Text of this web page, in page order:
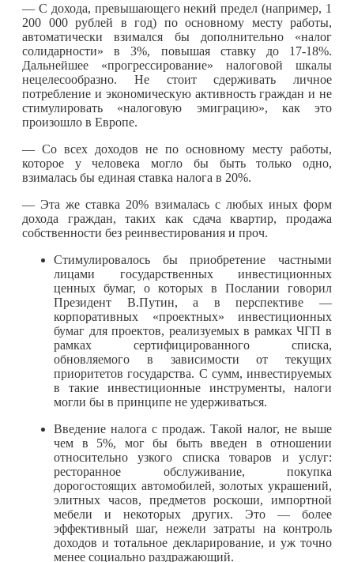
— С дохода, превышающего некий предел (например, 1
200 000 рублей в год) по основному месту работы,
автоматически взимался бы дополнительно «налог
солидарности» в 3%, повышая ставку до 17-18%.
Дальнейшее «прогрессирование» налоговой шкалы
нецелесообразно. Не стоит сдерживать личное
потребление и экономическую активность граждан и не
стимулировать «налоговую эмиграцию», как это
произошло в Европе.
— Со всех доходов не по основному месту работы,
которое у человека могло бы быть только одно,
взималась бы единая ставка налога в 20%.
— Эта же ставка 20% взималась с любых иных форм
дохода граждан, таких как сдача квартир, продажа
собственности без реинвестирования и проч.
Стимулировалось бы приобретение частными
лицами государственных инвестиционных
ценных бумаг, о которых в Послании говорил
Президент В.Путин, а в перспективе —
корпоративных «проектных» инвестиционных
бумаг для проектов, реализуемых в рамках ЧГП в
рамках сертифицированного списка,
обновляемого в зависимости от текущих
приоритетов государства. С сумм, инвестируемых
в такие инвестиционные инструменты, налоги
могли бы в принципе не удерживаться.
Введение налога с продаж. Такой налог, не выше
чем в 5%, мог бы быть введен в отношении
относительно узкого списка товаров и услуг:
ресторанное обслуживание, покупка
дорогостоящих автомобилей, золотых украшений,
элитных часов, предметов роскоши, импортной
мебели и некоторых других. Это — более
эффективный шаг, нежели затраты на контроль
доходов и тотальное декларирование, и уж точно
менее социально раздражающий.